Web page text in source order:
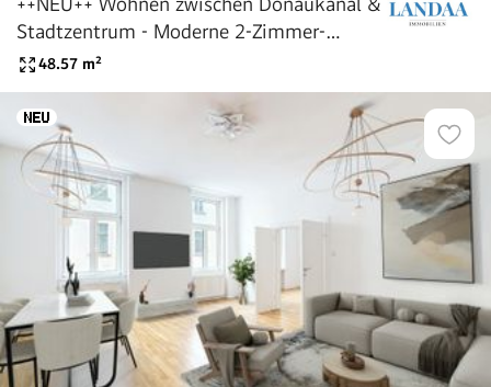
Stadtzentrum - Moderne 2-Zimmer-
Wohnung in Top Lage!
48.57 m²